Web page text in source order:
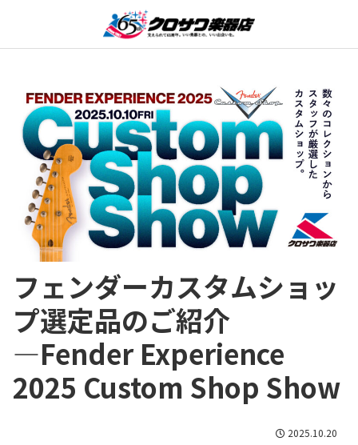
フェンダーカスタムショッ
プ選定品のご紹介
―Fender Experience
2025 Custom Shop Show
2025.10.20